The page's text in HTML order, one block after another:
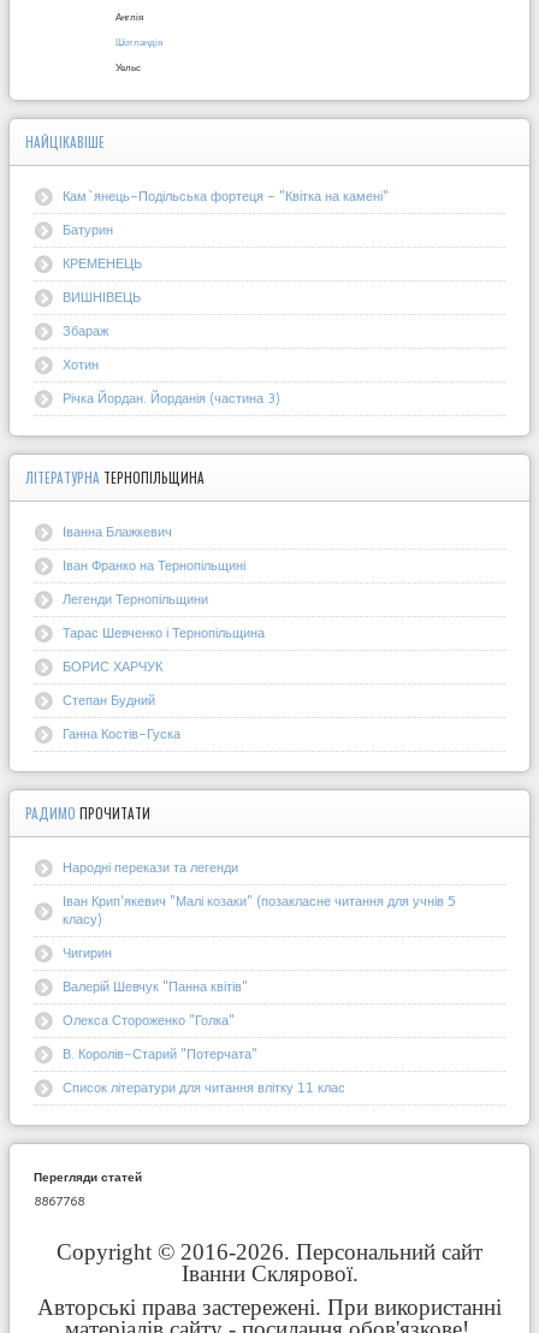
Англія
Шотландія
Уельс
НАЙЦІКАВІШЕ
Кам`янець-Подільська фортеця - "Квітка на камені"
Батурин
КРЕМЕНЕЦЬ
ВИШНІВЕЦЬ
Збараж
Хотин
Річка Йордан. Йорданія (частина 3)
ЛІТЕРАТУРНА ТЕРНОПІЛЬЩИНА
Іванна Блажкевич
Іван Франко на Тернопільщині
Легенди Тернопільщини
Тарас Шевченко і Тернопільщина
БОРИС ХАРЧУК
Степан Будний
Ганна Костів-Гуска
РАДИМО ПРОЧИТАТИ
Народні перекази та легенди
Іван Крип'якевич "Малі козаки" (позакласне читання для учнів 5
класу)
Чигирин
Валерій Шевчук "Панна квітів"
Олекса Стороженко "Голка"
В. Королів-Старий "Потерчата"
Список літератури для читання влітку 11 клас
Перегляди статей
8867768
Copyright © 2016-2026. Персональний сайт
Іванни Склярової.
Авторські права застережені. При використанні